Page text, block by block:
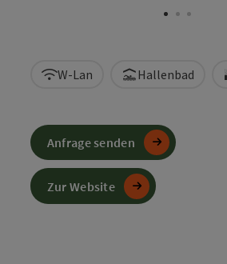
W-Lan Hallenbad
Anfrage senden
Zur Website